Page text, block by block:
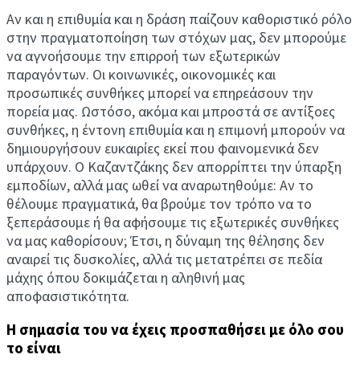
Αν και η επιθυμία και η δράση παίζουν καθοριστικό ρόλο
στην πραγματοποίηση των στόχων μας, δεν μπορούμε
να αγνοήσουμε την επιρροή των εξωτερικών
παραγόντων. Οι κοινωνικές, οικονομικές και
προσωπικές συνθήκες μπορεί να επηρεάσουν την
πορεία μας. Ωστόσο, ακόμα και μπροστά σε αντίξοες
συνθήκες, η έντονη επιθυμία και η επιμονή μπορούν να
δημιουργήσουν ευκαιρίες εκεί που φαινομενικά δεν
υπάρχουν. Ο Καζαντζάκης δεν απορρίπτει την ύπαρξη
εμποδίων, αλλά μας ωθεί να αναρωτηθούμε: Αν το
θέλουμε πραγματικά, θα βρούμε τον τρόπο να το
ξεπεράσουμε ή θα αφήσουμε τις εξωτερικές συνθήκες
να μας καθορίσουν; Έτσι, η δύναμη της θέλησης δεν
αναιρεί τις δυσκολίες, αλλά τις μετατρέπει σε πεδία
μάχης όπου δοκιμάζεται η αληθινή μας
αποφασιστικότητα.
Η σημασία του να έχεις προσπαθήσει με όλο σου
το είναι